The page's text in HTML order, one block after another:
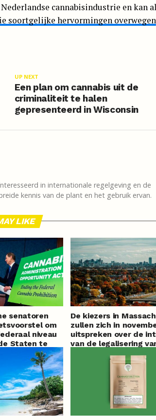
cannabisindustrie en kan
soortgelijke hervormingen overwegen
UP NEXT
Een plan om cannabis uit de
criminaliteit te halen
gepresenteerd in Wisconsin
in internationale regelgeving en de
kennis van de plant en het gebruik ervan.
LIKE
senatoren
om
niveau
Staten te
leven in
De kiezers in
zullen zich in
uitspreken over de
van de legalisering